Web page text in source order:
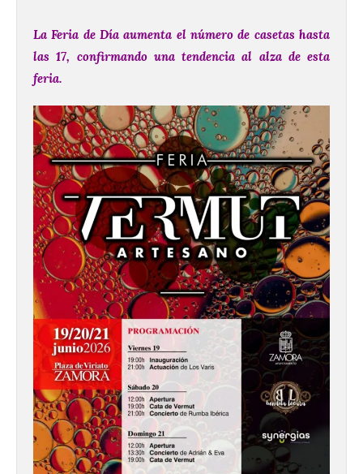
La Feria de Día aumenta el número de casetas hasta
las 17, confirmando una tendencia al alza de esta
feria.